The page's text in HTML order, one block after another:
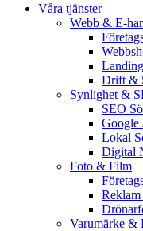
Våra tjänster
Webb & E-
Drift &
Synlighet &
SEO
Google
Lokal
Digital
Foto & Film
Varumärke &